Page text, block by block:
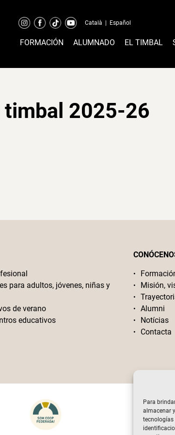
Para
almacenar
tecnologías
Català Español
FORMACIÓN ALUMNADO EL TIMBAL
timbal 2025-26
para adultos, jóvenes, niñas y
de verano
educativos
Misión,
Alumni
Notícias
Contacta